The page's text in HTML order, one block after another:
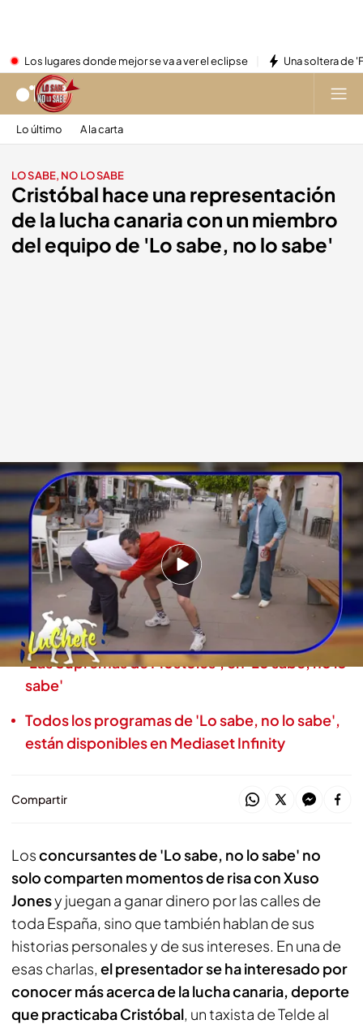
Los lugares donde mejor se va a ver el eclipse Una soltera de
Lo último A la carta
LO SABE, NO LO SABE
Cristóbal hace una representación
de la lucha canaria con un miembro
del equipo de 'Lo sabe, no lo sabe'
Cristóbal y Chete en la presentación de la lucha canaria.Cuatro
Lo sabe, no lo sabe
16 JUN 2026 - 19:46h.
Cristóbal, taxista en Telde, ha hecho una
representación de la lucha canaria con Chete
Xuso Jones vuelve a encontrarse con Luisi, de
'Las Supremas de Móstoles', en 'Lo sabe, no lo
sabe'
Todos los programas de 'Lo sabe, no lo sabe',
están disponibles en Mediaset Infinity
Compartir
Losconcursantes de 'Lo sabe, no lo sabe' no
solo comparten momentos de risa con Xuso
Jonesy juegan a ganar dinero por las calles de
toda España, sino que también hablan de sus
historias personales y de sus intereses. En una de
esas charlas, el presentador se ha interesado por
conocer más acerca de la lucha canaria, deporte
que practicaba Cristóbal, un taxista de Telde al